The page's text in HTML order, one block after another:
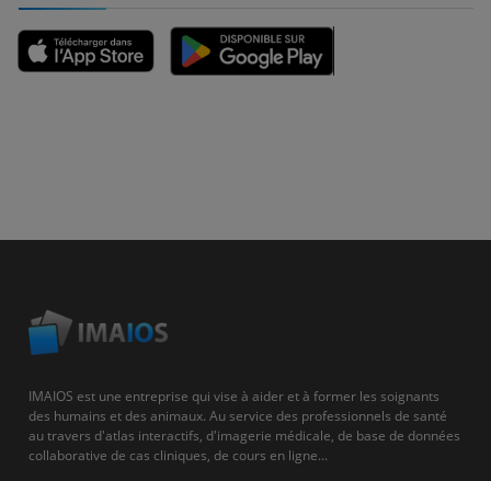
IMAIOS est une entreprise qui vise à aider et à former les soignants
des humains et des animaux. Au service des professionnels de santé
au travers d'atlas interactifs, d'imagerie médicale, de base de données
collaborative de cas cliniques, de cours en ligne...